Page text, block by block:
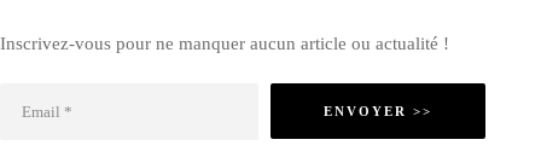
Inscrivez-vous pour ne manquer aucun article ou actualité !